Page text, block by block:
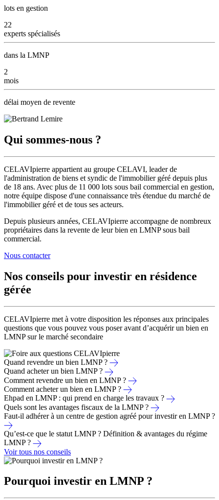
lots en gestion
22
experts spécialisés
dans la LMNP
2
mois
délai moyen de revente
Qui sommes-nous ?
CELAVIpierre appartient au groupe CELAVI, leader de
l'administration de biens et syndic de l'immobilier géré depuis plus
de 18 ans. Avec plus de 11 000 lots sous bail commercial en gestion,
notre équipe dispose d'une connaissance très étendue du marché de
l'immobilier géré et de tous ses acteurs.
Depuis plusieurs années, CELAVIpierre accompagne de nombreux
propriétaires dans la revente de leur bien en LMNP sous bail
commercial.
Nous contacter
Nos conseils pour investir en résidence
gérée
CELAVIpierre met à votre disposition les réponses aux principales
questions que vous pouvez vous poser avant d’acquérir un bien en
LMNP sur le marché secondaire
Quand revendre un bien LMNP ?
Quand acheter un bien LMNP ?
Comment revendre un bien en LMNP ?
Comment acheter un bien en LMNP ?
Ehpad en LMNP : qui prend en charge les travaux ?
Quels sont les avantages fiscaux de la LMNP ?
Faut-il adhérer à un centre de gestion agréé pour investir en LMNP ?
Qu’est-ce que le statut LMNP ? Définition & avantages du régime
LMNP ?
Voir tous nos conseils
Pourquoi investir en LMNP ?